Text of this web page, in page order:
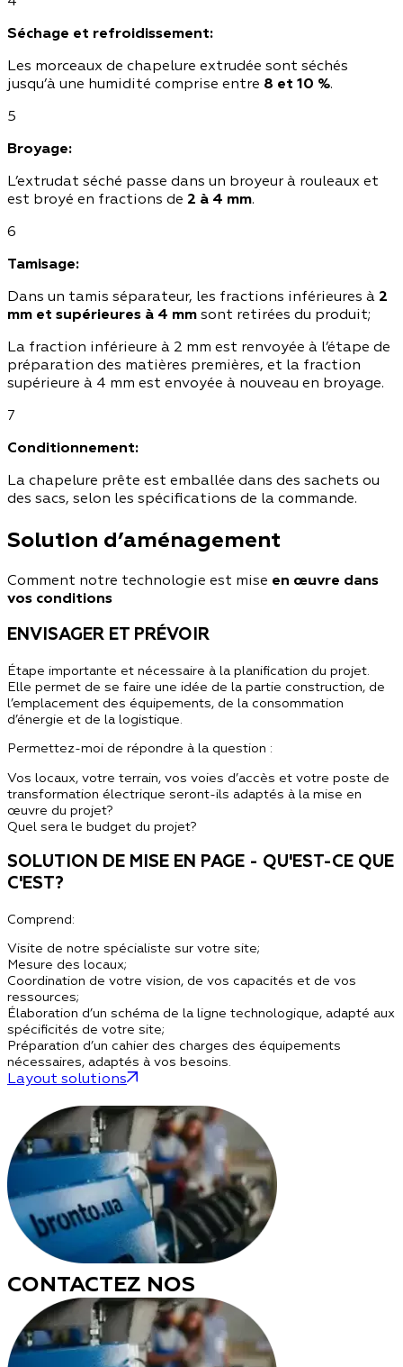
Séchage et refroidissement:
Les morceaux de chapelure extrudée sont séchés
jusqu’à une humidité comprise entre 8 et 10 %.
5
Broyage:
L’extrudat séché passe dans un broyeur à rouleaux et
est broyé en fractions de 2 à 4 mm.
6
Tamisage:
Dans un tamis séparateur, les fractions inférieures à 2
mm et supérieures à 4 mm sont retirées du produit;
La fraction inférieure à 2 mm est renvoyée à l’étape de
préparation des matières premières, et la fraction
supérieure à 4 mm est envoyée à nouveau en broyage.
7
Conditionnement:
La chapelure prête est emballée dans des sachets ou
des sacs, selon les spécifications de la commande.
Solution d’aménagement
Comment notre technologie est mise en œuvre dans
vos conditions
ENVISAGER ET PRÉVOIR
Étape importante et nécessaire à la planification du projet.
Elle permet de se faire une idée de la partie construction, de
l’emplacement des équipements, de la consommation
d’énergie et de la logistique.
Permettez-moi de répondre à la question :
Vos locaux, votre terrain, vos voies d’accès et votre poste de
transformation électrique seront-ils adaptés à la mise en
œuvre du projet?
Quel sera le budget du projet?
SOLUTION DE MISE EN PAGE - QU'EST-CE QUE
C'EST?
Comprend:
Visite de notre spécialiste sur votre site;
Mesure des locaux;
Coordination de votre vision, de vos capacités et de vos
ressources;
Élaboration d’un schéma de la ligne technologique, adapté aux
spécificités de votre site;
Préparation d’un cahier des charges des équipements
nécessaires, adaptés à vos besoins.
Layout solutions
CONTACTEZ NOS